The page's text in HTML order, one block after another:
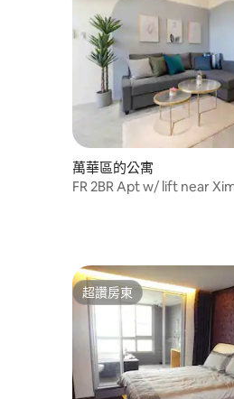
萬華區的公寓
FR 2BR Apt w/ lift near
超讚房東
超讚房東